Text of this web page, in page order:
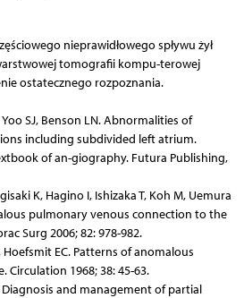
nieprawidłowego spływu żył
tomografii kompu-terowej
ostatecznego rozpoznania.
SJ, Benson LN. Abnormalities of
including subdivided left atrium.
of an-giography. Futura Publishing,
K, Hagino I, Ishizaka T, Koh M, Uemura
pulmonary venous connection to the
Surg 2006; 82: 978-982.
Hoefsmit EC. Patterns of anomalous
1968; 38: 45-63.
Diagnosis and management of partial